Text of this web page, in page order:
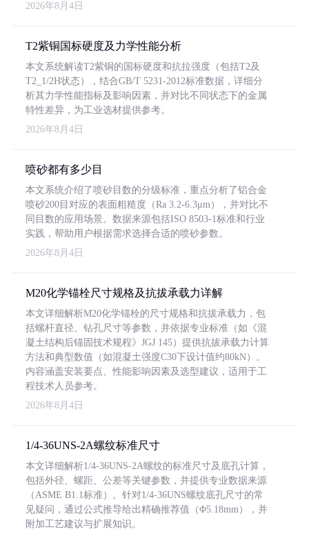
2026年8月4日
T2紫铜国标硬度及力学性能分析
本文系统解读T2紫铜的国标硬度和抗拉强度（包括T2及
T2_1/2H状态），结合GB/T 5231-2012标准数据，详细分
析其力学性能指标及影响因素，并对比不同状态下的金属
特性差异，为工业选材提供参考。
2026年8月4日
喷砂都有多少目
本文系统介绍了喷砂目数的分级标准，重点分析了铝合金
喷砂200目对应的表面粗糙度（Ra 3.2-6.3μm），并对比不
同目数的应用场景。数据来源包括ISO 8503-1标准和行业
实践，帮助用户根据需求选择合适的喷砂参数。
2026年8月4日
M20化学锚栓尺寸规格及抗拔承载力详解
本文详细解析M20化学锚栓的尺寸规格和抗拔承载力，包
括螺杆直径、钻孔尺寸等参数，并依据专业标准（如《混
凝土结构后锚固技术规程》JGJ 145）提供抗拔承载力计算
方法和典型数值（如混凝土强度C30下设计值约80kN）。
内容涵盖安装要点、性能影响因素及选型建议，适用于工
程技术人员参考。
2026年8月4日
1/4-36UNS-2A螺纹标准尺寸
本文详细解析1/4-36UNS-2A螺纹的标准尺寸及底孔计算，
包括外径、螺距、公差等关键参数，并提供专业数据来源
（ASME B1.1标准）。针对1/4-36UNS螺纹底孔尺寸的常
见疑问，通过公式推导给出精确推荐值（Φ5.18mm），并
附加工艺建议与扩展知识。